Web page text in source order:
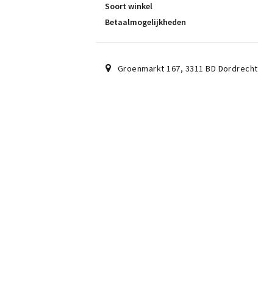
Soort winkel
Betaalmogelijkheden
Groenmarkt 167, 3311 BD Dordrecht